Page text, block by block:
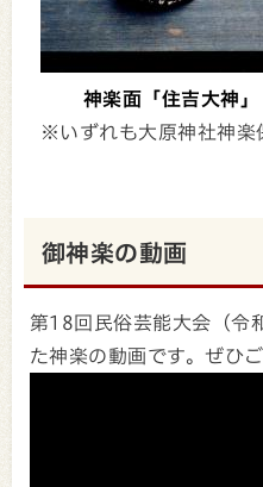
神楽面「住吉大神」
※いずれも大原神社神楽
御神楽の動画
第18回民俗芸能大会（令
た神楽の動画です。ぜひ